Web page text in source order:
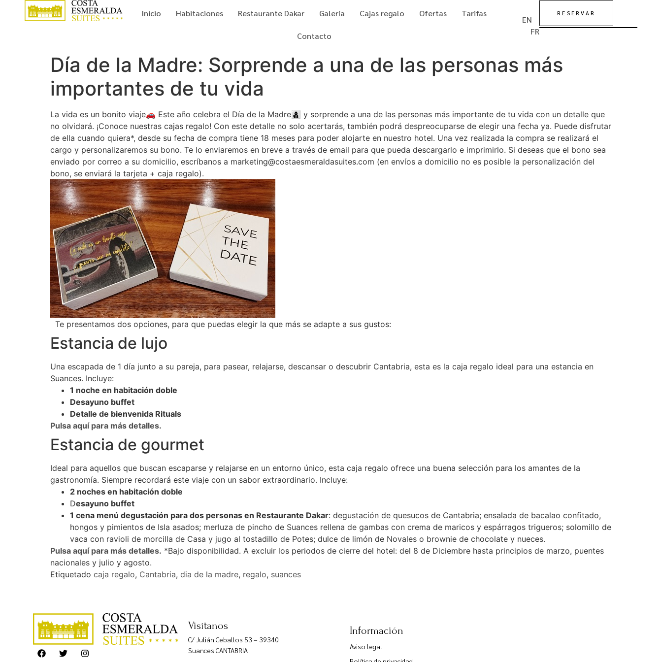
Inicio Habitaciones Restaurante Dakar Galería Cajas regalo Ofertas Tarifas
Contacto
EN
FR
RESERVAR
Día de la Madre: Sorprende a una de las personas más
importantes de tu vida
La vida es un bonito viaje🚗 Este año celebra el Día de la Madre👩‍👧‍👦 y sorprende a una de las personas más importante de tu vida con un detalle que
no olvidará. ¡Conoce nuestras cajas regalo! Con este detalle no solo acertarás, también podrá despreocuparse de elegir una fecha ya. Puede disfrutar
de ella cuando quiera*, desde su fecha de compra tiene 18 meses para poder alojarte en nuestro hotel. Una vez realizada la compra se realizará el
cargo y personalizaremos su bono. Te lo enviaremos en breve a través de email para que pueda descargarlo e imprimirlo. Si deseas que el bono sea
enviado por correo a su domicilio, escríbanos a marketing@costaesmeraldasuites.com (en envíos a domicilio no es posible la personalización del
bono, se enviará la tarjeta + caja regalo).
Te presentamos dos opciones, para que puedas elegir la que más se adapte a sus gustos:
Estancia de lujo
Una escapada de 1 día junto a su pareja, para pasear, relajarse, descansar o descubrir Cantabria, esta es la caja regalo ideal para una estancia en
Suances. Incluye:
1 noche en habitación doble
Desayuno buffet
Detalle de bienvenida Rituals
Pulsa aquí para más detalles.
Estancia de gourmet
Ideal para aquellos que buscan escaparse y relajarse en un entorno único, esta caja regalo ofrece una buena selección para los amantes de la
gastronomía. Siempre recordará este viaje con un sabor extraordinario. Incluye:
2 noches en habitación doble
Desayuno buffet
1 cena menú degustación para dos personas en Restaurante Dakar: degustación de quesucos de Cantabria; ensalada de bacalao confitado,
hongos y pimientos de Isla asados; merluza de pincho de Suances rellena de gambas con crema de maricos y espárragos trigueros; solomillo de
vaca con ravioli de morcilla de Casa y jugo al tostadillo de Potes; dulce de limón de Novales o brownie de chocolate y nueces.
Pulsa aquí para más detalles. *Bajo disponibilidad. A excluir los periodos de cierre del hotel: del 8 de Diciembre hasta principios de marzo, puentes
nacionales y julio y agosto.
Etiquetado caja regalo, Cantabria, dia de la madre, regalo, suances
Visítanos
C/ Julián Ceballos 53 – 39340
Suances CANTABRIA
Información
Aviso legal